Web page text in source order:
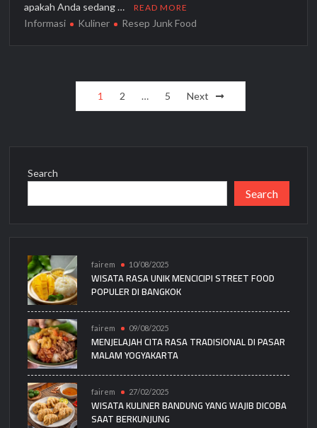
apakah Anda sedang … READ MORE
Informasi Kuliner Resep Junk Food
pagination1 2 … 5 Next
Search
Search
fairem 10/08/2025
WISATA RASA UNIK MENCICIPI STREET FOOD
POPULER DI BANGKOK
fairem 09/08/2025
MENJELAJAH CITA RASA TRADISIONAL DI PASAR
MALAM YOGYAKARTA
fairem 27/02/2025
WISATA KULINER BANDUNG YANG WAJIB DICOBA
SAAT BERKUNJUNG